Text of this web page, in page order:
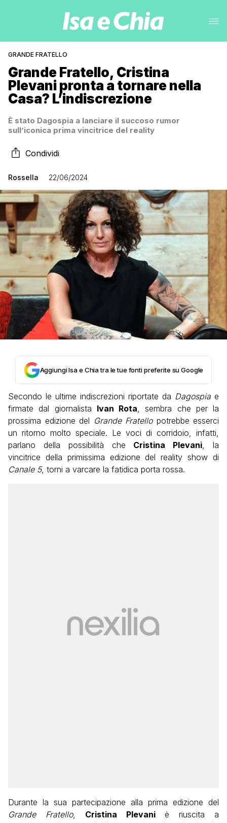
GRANDE FRATELLO
Grande Fratello, Cristina
Plevani pronta a tornare nella
Casa? L’indiscrezione
È stato Dagospia a lanciare il succoso rumor
sull’iconica prima vincitrice del reality
Condividi
Rossella 22/06/2024
Aggiungi Isa e Chia tra le tue fonti preferite su Google
Secondo le ultime indiscrezioni riportate da Dagospia e
firmate dal giornalista Ivan Rota, sembra che per la
prossima edizione del Grande Fratellopotrebbe esserci
un ritorno molto speciale. Le voci di corridoio, infatti,
parlano della possibilità che Cristina Plevani, la
vincitrice della primissima edizione del reality show di
Canale 5, torni a varcare la fatidica porta rossa.
Durante la sua partecipazione alla prima edizione del
Grande Fratello, Cristina Plevaniè riuscita a